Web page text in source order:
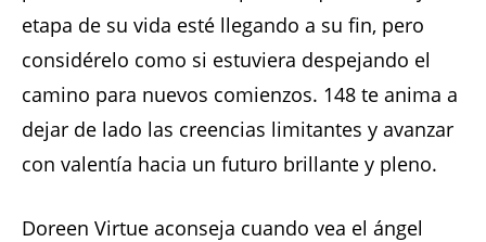
etapa de su vida esté llegando a su fin, pero
considérelo como si estuviera despejando el
camino para nuevos comienzos. 148 te anima a
dejar de lado las creencias limitantes y avanzar
con valentía hacia un futuro brillante y pleno.
Doreen Virtue aconseja cuando vea el ángel